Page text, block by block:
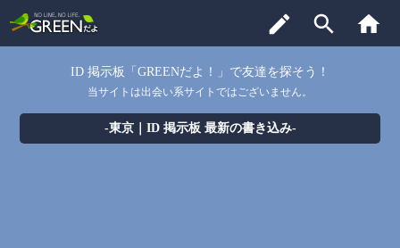
edit search home
ID 掲示板「GREENだよ！」で友達を探そう！
当サイトは出会い系サイトではございません。
-東京｜ID 掲示板 最新の書き込み-